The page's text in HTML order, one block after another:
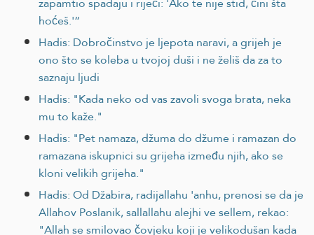
hoćeš.'“
Hadis: Dobročinstvo je ljepota naravi, a grijeh je
ono što se koleba u tvojoj duši i ne želiš da za to
saznaju ljudi
Hadis: "Kada neko od vas zavoli svoga brata, neka
mu to kaže."
Hadis: "Pet namaza, džuma do džume i ramazan do
ramazana iskupnici su grijeha između njih, ako se
kloni velikih grijeha."
Hadis: Od Džabira, radijallahu 'anhu, prenosi se da je
Allahov Poslanik, sallallahu alejhi ve sellem, rekao:
"Allah se smilovao čovjeku koji je velikodušan kada